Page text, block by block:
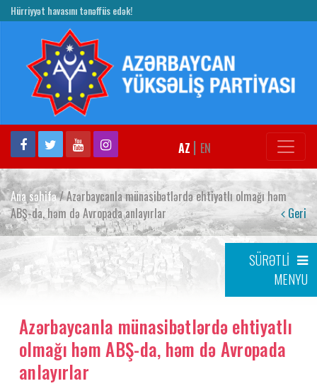
Hürriyyət havasını tənəffüs edək!
AZ | EN
Ana səhifə/ Azərbaycanla münasibətlərdə ehtiyatlı olmağı həm
ABŞ-da, həm də Avropada anlayırlar
Geri
SÜRƏTLİ
MENYU
Azərbaycanla münasibətlərdə ehtiyatlı
olmağı həm ABŞ-da, həm də Avropada
anlayırlar